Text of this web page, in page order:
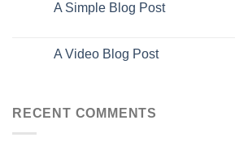
A Simple Blog Post
A Video Blog Post
RECENT COMMENTS